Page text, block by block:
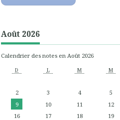
Août 2026
Calendrier des notes en Août 2026
D L M M
2
3 4 5
9
10 11 12
16
17 18 19